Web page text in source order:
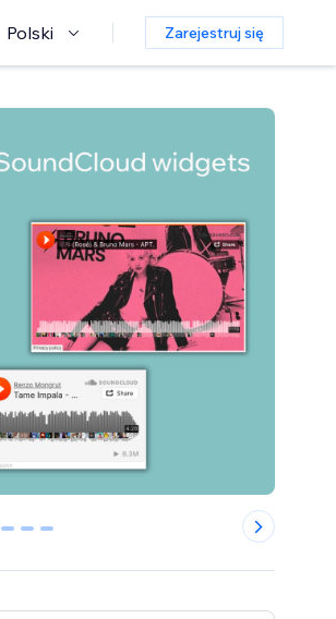
Polski Zarejestruj się
1 2 3